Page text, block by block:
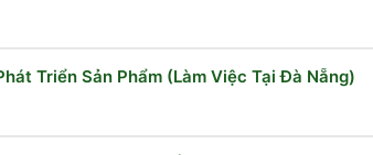
Triển Sản Phẩm (Làm Việc Tại Đà Nẵng)